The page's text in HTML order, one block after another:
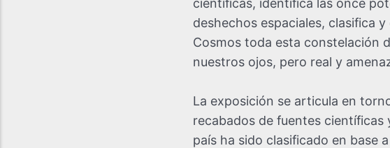
científicas, identifica las once
deshechos espaciales, clasifica
Cosmos toda esta constelación
nuestros ojos, pero real y
La exposición se articula en
recabados de fuentes científicas
país ha sido clasificado en base